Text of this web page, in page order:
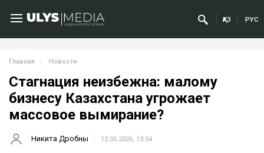
ҚАЗ РУС
Главная Новости
Стагнация неизбежна: малому
бизнесу Казахстана угрожает
массовое вымирание?
Никита Дробны 12.05.2026, 13:54